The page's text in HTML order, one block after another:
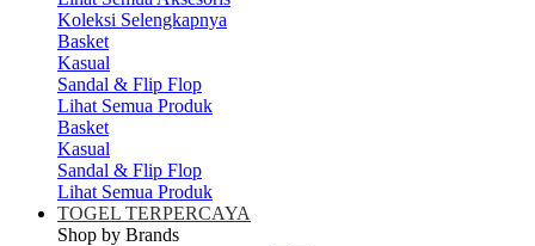
Koleksi Selengkapnya
Basket
Kasual
Sandal & Flip Flop
Lihat Semua Produk
Basket
Kasual
Sandal & Flip Flop
Lihat Semua Produk
TOGEL TERPERCAYA
Shop by Brands